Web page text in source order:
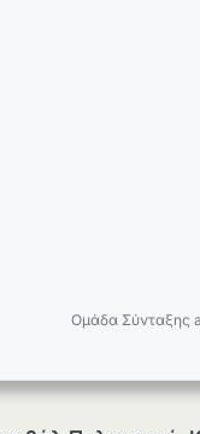
Ομάδα Σύνταξης